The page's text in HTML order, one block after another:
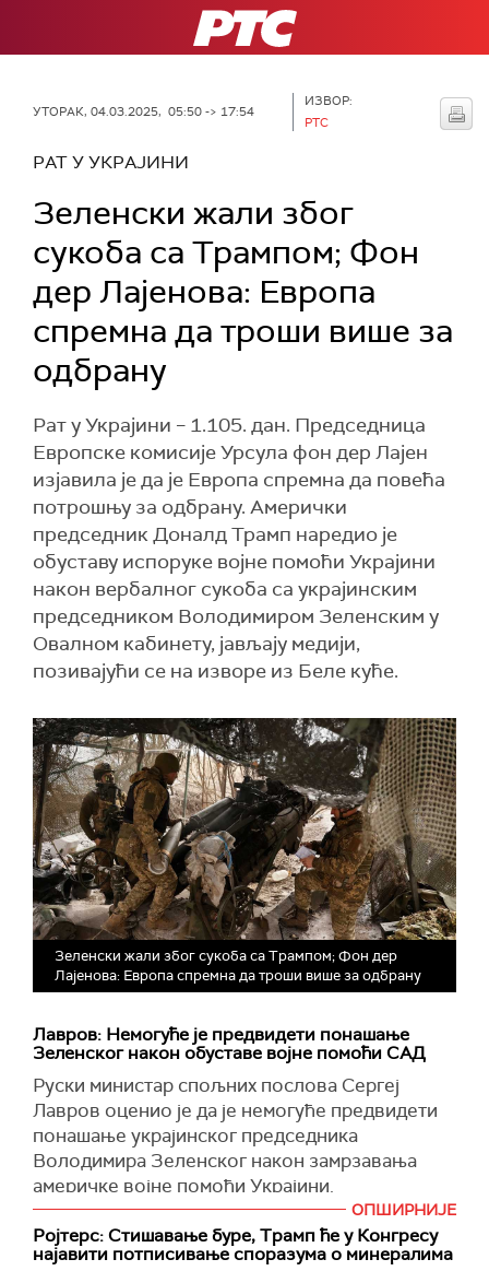
РТС
УТОРАК, 04.03.2025, 05:50 -> 17:54
ИЗВОР:
РТС
РАТ У УКРАЈИНИ
Зеленски жали због
сукоба са Трампом; Фон
дер Лајенова: Европа
спремна да троши више за
одбрану
Рат у Украјини – 1.105. дан. Председница
Европске комисије Урсула фон дер Лајен
изјавила је да је Европа спремна да повећа
потрошњу за одбрану. Амерички
председник Доналд Трамп наредио је
обуставу испоруке војне помоћи Украјини
након вербалног сукоба са украјинским
председником Володимиром Зеленским у
Овалном кабинету, јављају медији,
позивајући се на изворе из Беле куће.
Зеленски жали због сукоба са Трампом; Фон дер
Лајенова: Европа спремна да троши више за одбрану
Лавров: Немогуће је предвидети понашање
Зеленског након обуставе војне помоћи САД
Руски министар спољних послова Сергеј
Лавров оценио је да је немогуће предвидети
понашање украјинског председника
Володимира Зеленског након замрзавања
америчке војне помоћи Украјини.
"Не могу да уђем у главу овом човеку, а он чак
није ни човек", рекао је Лавров за телевизију
ОПШИРНИЈЕ
Ројтерс: Стишавање буре, Трамп ће у Конгресу
најавити потписивање споразума о минералима